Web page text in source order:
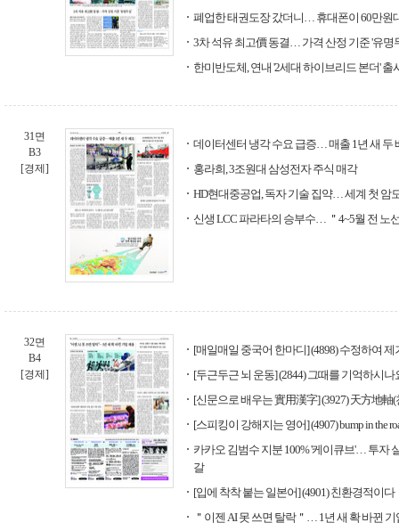
폐업한 태권도장 갔더니… 휴대폰이 60만원
3차 석유 최고價 동결… 가격 산정 기준 '유명
한미반도체, 연내 '2세대 하이브리드 본더' 출
31면
B3
[경제]
데이터센터 냉각 수요 급증… 매출 1년 새 두
홍라희, 3조원대 삼성전자 주식 매각
HD현대중공업, 독자 기술 집약… 세계 첫 암
신생 LCC 파라타의 승부수… ＂4~5월 전 노
32면
B4
[경제]
[매일매일 중국어 한마디] (4898) 수정하여 제
[두근두근 뇌 운동] (2844) 그때를 기억하시나
[신문으로 배우는 實用漢字] (3927) 天方地軸
[스피킹이 강해지는 영어] (4907) bump in the
카카오 김범수 지분 100% '케이큐브'… 투자
갈
[입에 착착 붙는 일본어] (4901) 친환경적이다
＂이젠 AI 못 쓰면 탈락＂… 1년 새 확 바뀐 기